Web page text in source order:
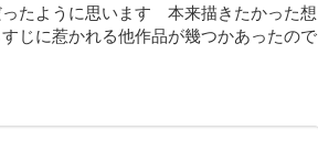
たように思います 本来描きたかった想
じに惹かれる他作品が幾つかあったので